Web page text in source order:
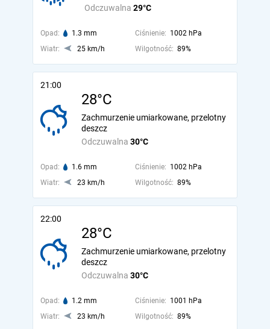
Odczuwalna 29°C
Opad: 1.3 mm Ciśnienie: 1002 hPa
Wiatr:
25 km/h Wilgotność: 89%
21:00
28°C
Odczuwalna 30°C
Zachmurzenie umiarkowane, przelotny
deszcz
Opad: 1.6 mm Ciśnienie: 1002 hPa
Wiatr:
23 km/h Wilgotność: 89%
22:00
28°C
Odczuwalna 30°C
Zachmurzenie umiarkowane, przelotny
deszcz
Opad: 1.2 mm Ciśnienie: 1001 hPa
Wiatr:
23 km/h Wilgotność: 89%